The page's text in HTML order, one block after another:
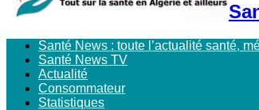
Santé News : toute l’actualité santé,
Santé News TV
Actualité
Consommateur
Statistiques